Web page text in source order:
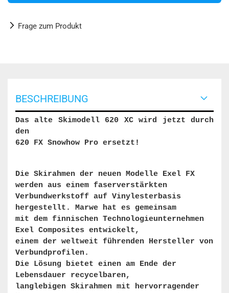
Frage zum Produkt
BESCHREIBUNG
Das alte Skimodell 620 XC wird jetzt durch
den
620 FX Snowhow Pro ersetzt!
Die Skirahmen der neuen Modelle Exel FX
werden aus einem faserverstärkten
Verbundwerkstoff auf Vinylesterbasis
hergestellt. Marwe hat es gemeinsam
mit dem finnischen Technologieunternehmen
Exel Composites entwickelt,
einem der weltweit führenden Hersteller von
Verbundprofilen.
Die Lösung bietet einen am Ende der
Lebensdauer recycelbaren,
langlebigen Skirahmen mit hervorragender